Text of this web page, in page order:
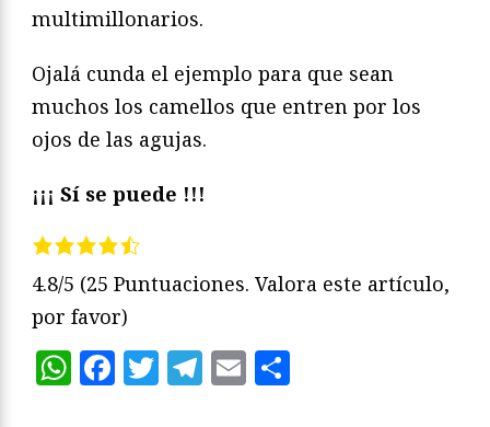
multimillonarios.
Ojalá cunda el ejemplo para que sean
muchos los camellos que entren por los
ojos de las agujas.
¡¡¡ Sí se puede !!!
4.8/5 (25 Puntuaciones. Valora este artículo,
por favor)
WhatsApp
Facebook
Twitter
Telegram
Email